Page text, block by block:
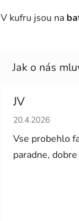
V kufru jsou na
JV
Hodnocení
20.4.2026
Vse probehlo
paradne,